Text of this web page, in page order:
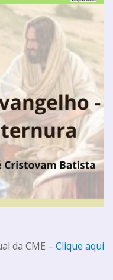
da CME – Clique aqui